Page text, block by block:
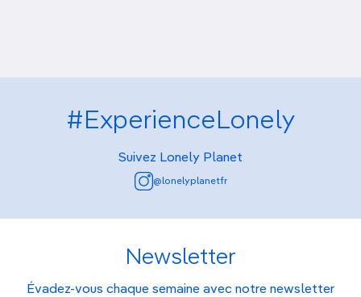
#ExperienceLonely
Suivez Lonely Planet
@lonelyplanetfr
Newsletter
Évadez-vous chaque semaine avec notre newsletter